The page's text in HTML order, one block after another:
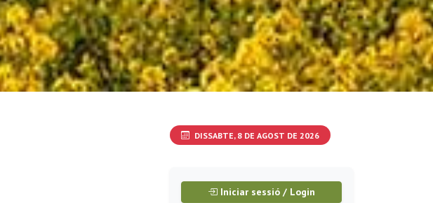
DISSABTE, 8 DE AGOST DE 2026
Iniciar sessió / Login